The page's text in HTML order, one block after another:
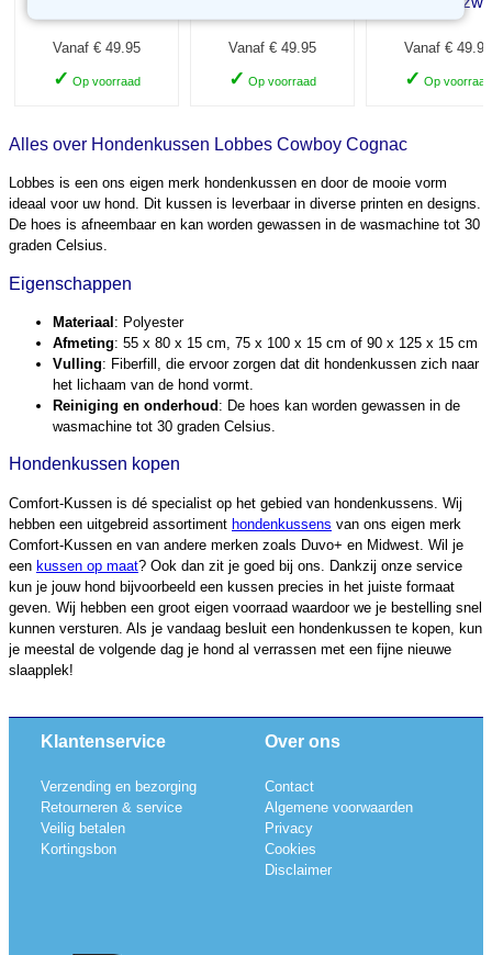
Vanaf € 49.95
✓ Op voorraad
Vanaf € 49.95
✓ Op voorraad
Vanaf € 49.95
✓ Op voorraad
Alles over Hondenkussen Lobbes Cowboy Cognac
Lobbes is een ons eigen merk hondenkussen en door de mooie vorm
ideaal voor uw hond. Dit kussen is leverbaar in diverse printen en designs.
De hoes is afneembaar en kan worden gewassen in de wasmachine tot 30
graden Celsius.
Eigenschappen
Materiaal : Polyester
Afmeting: 55 x 80 x 15 cm, 75 x 100 x 15 cm of 90 x 125 x 15 cm
Vulling: Fiberfill, die ervoor zorgen dat dit hondenkussen zich naar
het lichaam van de hond vormt.
Reiniging en onderhoud : De hoes kan worden gewassen in de
wasmachine tot 30 graden Celsius.
Hondenkussen kopen
Comfort-Kussen is dé specialist op het gebied van hondenkussens. Wij
hebben een uitgebreid assortiment hondenkussens van ons eigen merk
Comfort-Kussen en van andere merken zoals Duvo+ en Midwest. Wil je
een kussen op maat? Ook dan zit je goed bij ons. Dankzij onze service
kun je jouw hond bijvoorbeeld een kussen precies in het juiste formaat
geven. Wij hebben een groot eigen voorraad waardoor we je bestelling snel
kunnen versturen. Als je vandaag besluit een hondenkussen te kopen, kun
je meestal de volgende dag je hond al verrassen met een fijne nieuwe
slaapplek!
Klantenservice
Verzending en bezorging
Retourneren & service
Veilig betalen
Kortingsbon
Over ons
Contact
Algemene voorwaarden
Privacy
Cookies
Disclaimer